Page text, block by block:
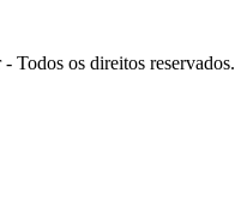
os direitos reservados.